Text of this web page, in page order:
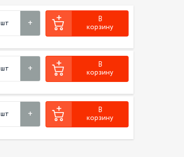
шт
В
корзину
шт
В
корзину
шт
В
корзину